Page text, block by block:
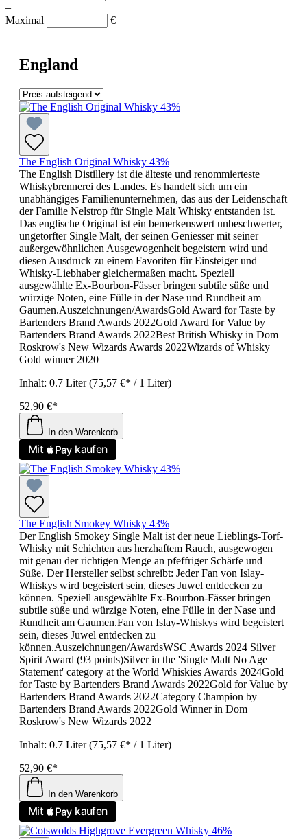
–
Maximal
€
England
The English Original Whisky 43%
The English Distillery ist die älteste und renommierteste
Whiskybrennerei des Landes. Es handelt sich um ein
unabhängiges Familienunternehmen, das aus der Leidenschaft
der Familie Nelstrop für Single Malt Whisky entstanden ist.
Das englische Original ist ein bemerkenswert unbeschwerter,
ungetorfter Single Malt, der seinen Geniesser mit seiner
außergewöhnlichen Ausgewogenheit begeistern wird und
diesen Ausdruck zu einem Favoriten für Einsteiger und
Whisky-Liebhaber gleichermaßen macht. Speziell
ausgewählte Ex-Bourbon-Fässer bringen subtile süße und
würzige Noten, eine Fülle in der Nase und Rundheit am
Gaumen.Auszeichnungen/AwardsGold Award for Taste by
Bartenders Brand Awards 2022Gold Award for Value by
Bartenders Brand Awards 2022Best British Whisky in Dom
Roskrow's New Wizards Awards 2022Wizards of Whisky
Gold winner 2020
Inhalt: 0.7 Liter(75,57 €* / 1 Liter)
52,90 €*
In den Warenkorb
The English Smokey Whisky 43%
Der English Smokey Single Malt ist der neue Lieblings-Torf-
Whisky mit Schichten aus herzhaftem Rauch, ausgewogen
mit genau der richtigen Menge an pfeffriger Schärfe und
Süße. Der Hersteller selbst schreibt: Jeder Fan von Islay-
Whiskys wird begeistert sein, dieses Juwel entdecken zu
können. Speziell ausgewählte Ex-Bourbon-Fässer bringen
subtile süße und würzige Noten, eine Fülle in der Nase und
Rundheit am Gaumen.Fan von Islay-Whiskys wird begeistert
sein, dieses Juwel entdecken zu
können.Auszeichnungen/AwardsWSC Awards 2024 Silver
Spirit Award (93 points)Silver in the 'Single Malt No Age
Statement' category at the World Whiskies Awards 2024Gold
for Taste by Bartenders Brand Awards 2022Gold for Value by
Bartenders Brand Awards 2022Category Champion by
Bartenders Brand Awards 2022Gold Winner in Dom
Roskrow's New Wizards 2022
Inhalt: 0.7 Liter(75,57 €* / 1 Liter)
52,90 €*
In den Warenkorb